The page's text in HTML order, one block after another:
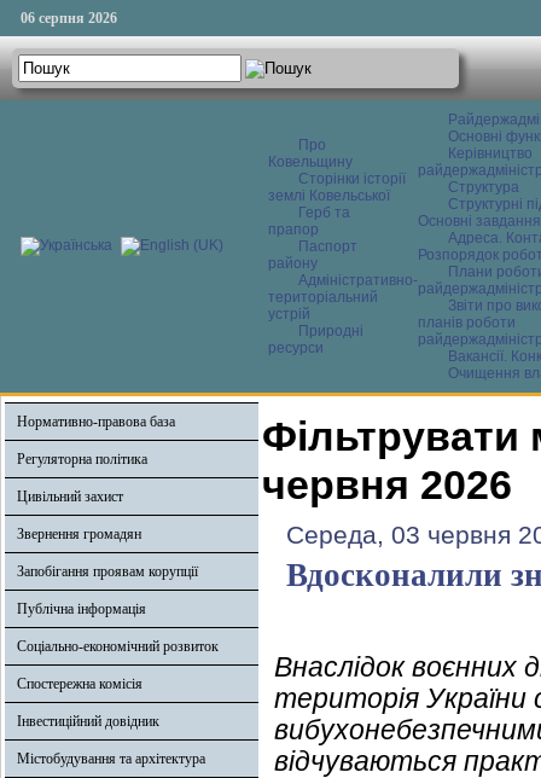
06 серпня 2026
Про
Ковельщину
Сторінки історії
землі Ковельської
Герб та
прапор
Паспорт
району
Адміністративно-
територіальний
устрій
Природні
ресурси
Основні
Керівництво
Структура
Структурні
Основні завдання
Адреса.
Розпорядок
Плани
Звіти про
планів роботи
Вакансії.
Очищення
Нормативно-правова база
Регуляторна політика
Цивільний захист
Звернення громадян
Запобігання проявам корупції
Публічна інформація
Соціально-економічний розвиток
Спостережна комісія
Інвестиційний довідник
Містобудування та архітектура
Фільтрувати
червня 2026
Середа, 03 червня
Вдосконалили
Внаслідок воєнних
територія
відчуваються